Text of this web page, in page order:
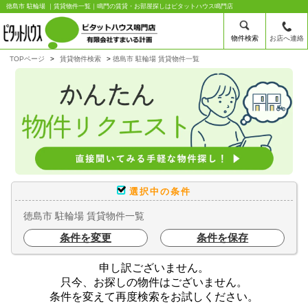
徳島市 駐輪場 ｜賃貸物件一覧｜鳴門の賃貸・お部屋探しはピタットハウス鳴門店
物件検索 お店へ連絡
TOPページ 賃貸物件検索 徳島市 駐輪場 賃貸物件一覧
選択中の条件
徳島市 駐輪場 賃貸物件一覧
条件を変更 条件を保存
申し訳ございません。
只今、お探しの物件はございません。
条件を変えて再度検索をお試しください。